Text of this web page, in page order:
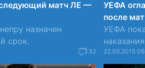
матч ЛЕ —
назначен
срок.
32
УЕФА
после
УЕФА
22.05.2015